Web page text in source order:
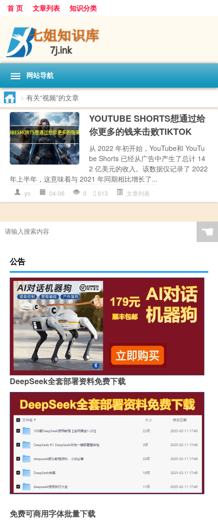
首 页 文章列表 知识分类
网站导航
> 有关“视频”的文章
YOUTUBE SHORTS想通过给
你更多的钱来击败TIKTOK
从 2022 年初开始，YouTube和 YouTu
be Shorts 已经从广告中产生了总计 14
2 亿美元的收入。该数据仅记录了 2022
年上半年，这意味着与 2021 年同期相比增长了...
yo 04-06 0 613 文章列表
☚
公告
DeepSeek全套部署资料免费下载
免费可商用字体批量下载